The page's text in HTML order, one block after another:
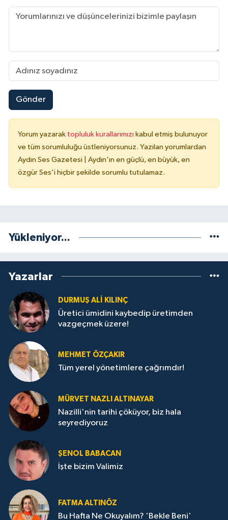
Gönder
Yorum yazarak topluluk kurallarımızı kabul etmiş bulunuyor
ve tüm sorumluluğu üstleniyorsunuz. Yazılan yorumlardan
Aydın Ses Gazetesi | Aydın'ın en güçlü, en büyük, en
özgür Ses'i hiçbir şekilde sorumlu tutulamaz.
Yükleniyor...
Yazarlar
DURMUŞ ALI KILINÇ
Üretici ümidini kaybedip üretimden
vazgeçmek üzere!
MEHMET ÖZÇAKIR
Tüm yerel yönetimlere çağrımdır!
MÜRVET NAZLI ALTINAYAR
Nazilli'nin tarihi çöküyor, biz hala
seyrediyoruz
ŞENOL BABACAN
İşte bizim Valimiz
FATMA ALTINÖZ
Bu Hafta Ne Okuyalım? 'Bekle Beni'